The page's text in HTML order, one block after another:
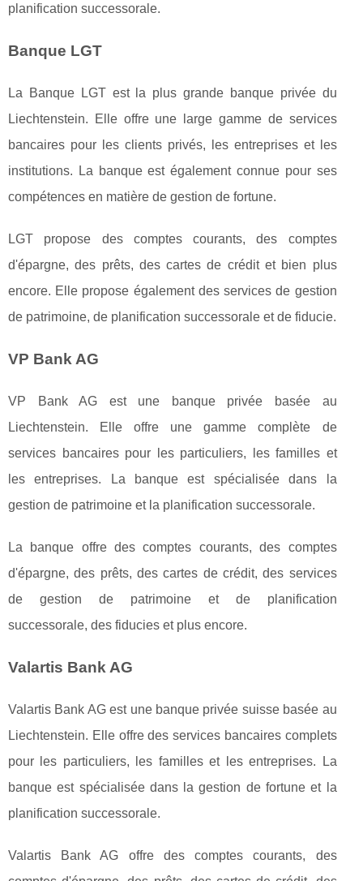
planification successorale.
Banque LGT
La Banque LGT est la plus grande banque privée du
Liechtenstein. Elle offre une large gamme de services
bancaires pour les clients privés, les entreprises et les
institutions. La banque est également connue pour ses
compétences en matière de gestion de fortune.
LGT propose des comptes courants, des comptes
d'épargne, des prêts, des cartes de crédit et bien plus
encore. Elle propose également des services de gestion
de patrimoine, de planification successorale et de fiducie.
VP Bank AG
VP Bank AG est une banque privée basée au
Liechtenstein. Elle offre une gamme complète de
services bancaires pour les particuliers, les familles et
les entreprises. La banque est spécialisée dans la
gestion de patrimoine et la planification successorale.
La banque offre des comptes courants, des comptes
d'épargne, des prêts, des cartes de crédit, des services
de gestion de patrimoine et de planification
successorale, des fiducies et plus encore.
Valartis Bank AG
Valartis Bank AG est une banque privée suisse basée au
Liechtenstein. Elle offre des services bancaires complets
pour les particuliers, les familles et les entreprises. La
banque est spécialisée dans la gestion de fortune et la
planification successorale.
Valartis Bank AG offre des comptes courants, des